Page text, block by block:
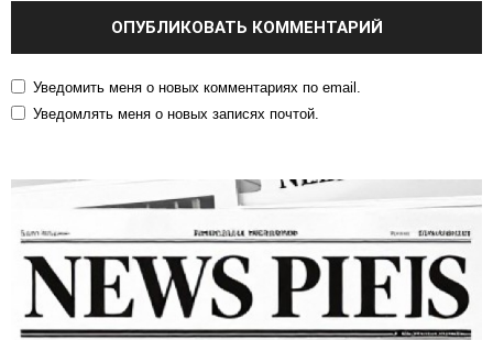
Уведомить меня о новых комментариях по email.
Уведомлять меня о новых записях почтой.